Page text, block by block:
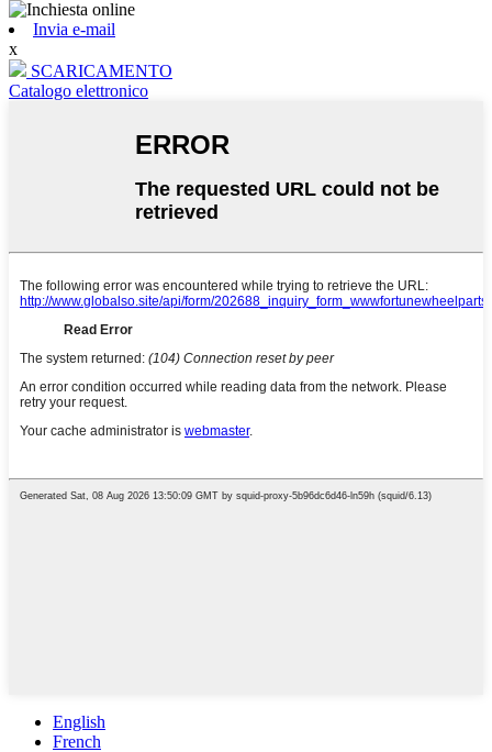
Invia e-mail
x
SCARICAMENTO
Catalogo elettronico
English
French